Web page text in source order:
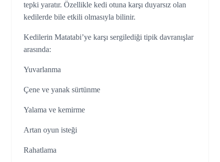
tepki yaratır. Özellikle kedi otuna karşı duyarsız olan
kedilerde bile etkili olmasıyla bilinir.
Kedilerin Matatabi’ye karşı sergilediği tipik davranışlar
arasında:
Yuvarlanma
Çene ve yanak sürtünme
Yalama ve kemirme
Artan oyun isteği
Rahatlama